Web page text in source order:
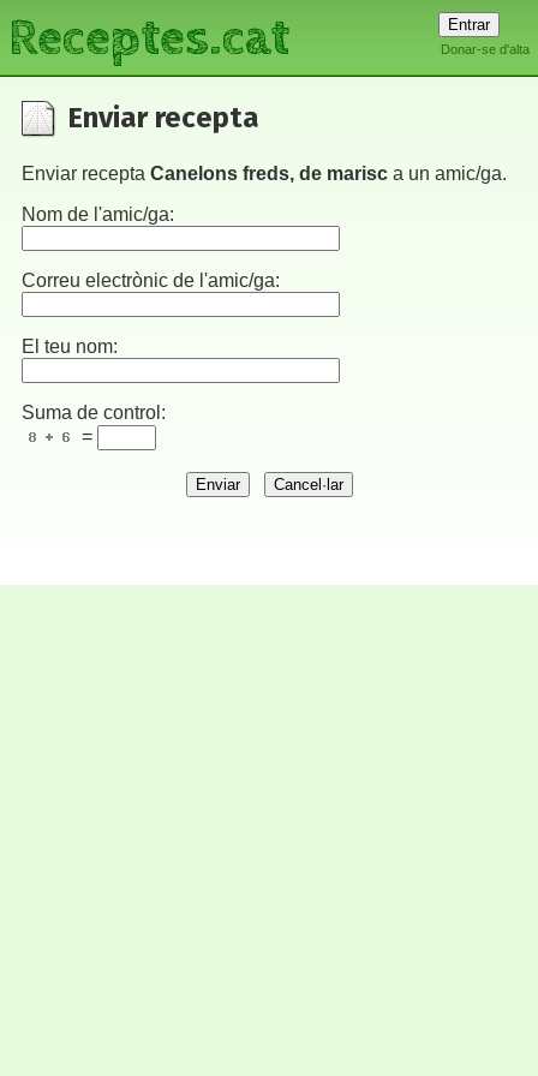
Donar-se d'alta
Receptes.cat
Enviar recepta
Enviar recepta Canelons freds, de marisc a un amic/ga.
Nom de l'amic/ga:
Correu electrònic de l'amic/ga:
El teu nom:
Suma de control:
=